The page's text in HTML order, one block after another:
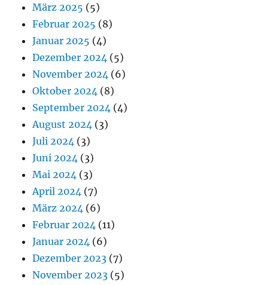
März 2025 (5)
Februar 2025 (8)
Januar 2025 (4)
Dezember 2024 (5)
November 2024 (6)
Oktober 2024 (8)
September 2024 (4)
August 2024 (3)
Juli 2024 (3)
Juni 2024 (3)
Mai 2024 (3)
April 2024 (7)
März 2024 (6)
Februar 2024 (11)
Januar 2024 (6)
Dezember 2023 (7)
November 2023 (5)